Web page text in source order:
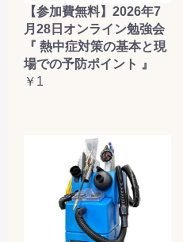
【参加費無料】2026年7
月28日オンライン勉強会
『 熱中症対策の基本と現
場での予防ポイント 』
￥1